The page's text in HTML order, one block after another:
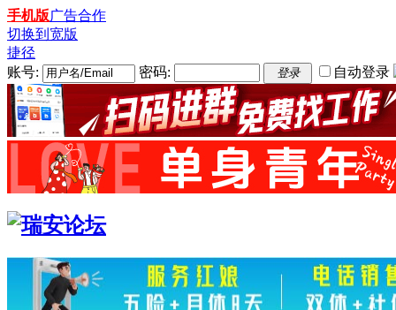
手机版广告合作
切换到宽版
捷径
账号:
密码: 登录 自动登录